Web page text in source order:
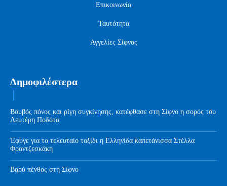
Επικοινωνία
Ταυτότητα
Αγγελίες Σίφνος
Δημοφιλέστερα
Βουβός πόνος και ρίγη συγκίνησης, κατέφθασε στη Σίφνο η σορός του
Λευτέρη Ποδότα
Έφυγε για το τελευταίο ταξίδι η Ελληνίδα καπετάνισσα Στέλλα
Φραντζεσκάκη
Βαρύ πένθος στη Σίφνο